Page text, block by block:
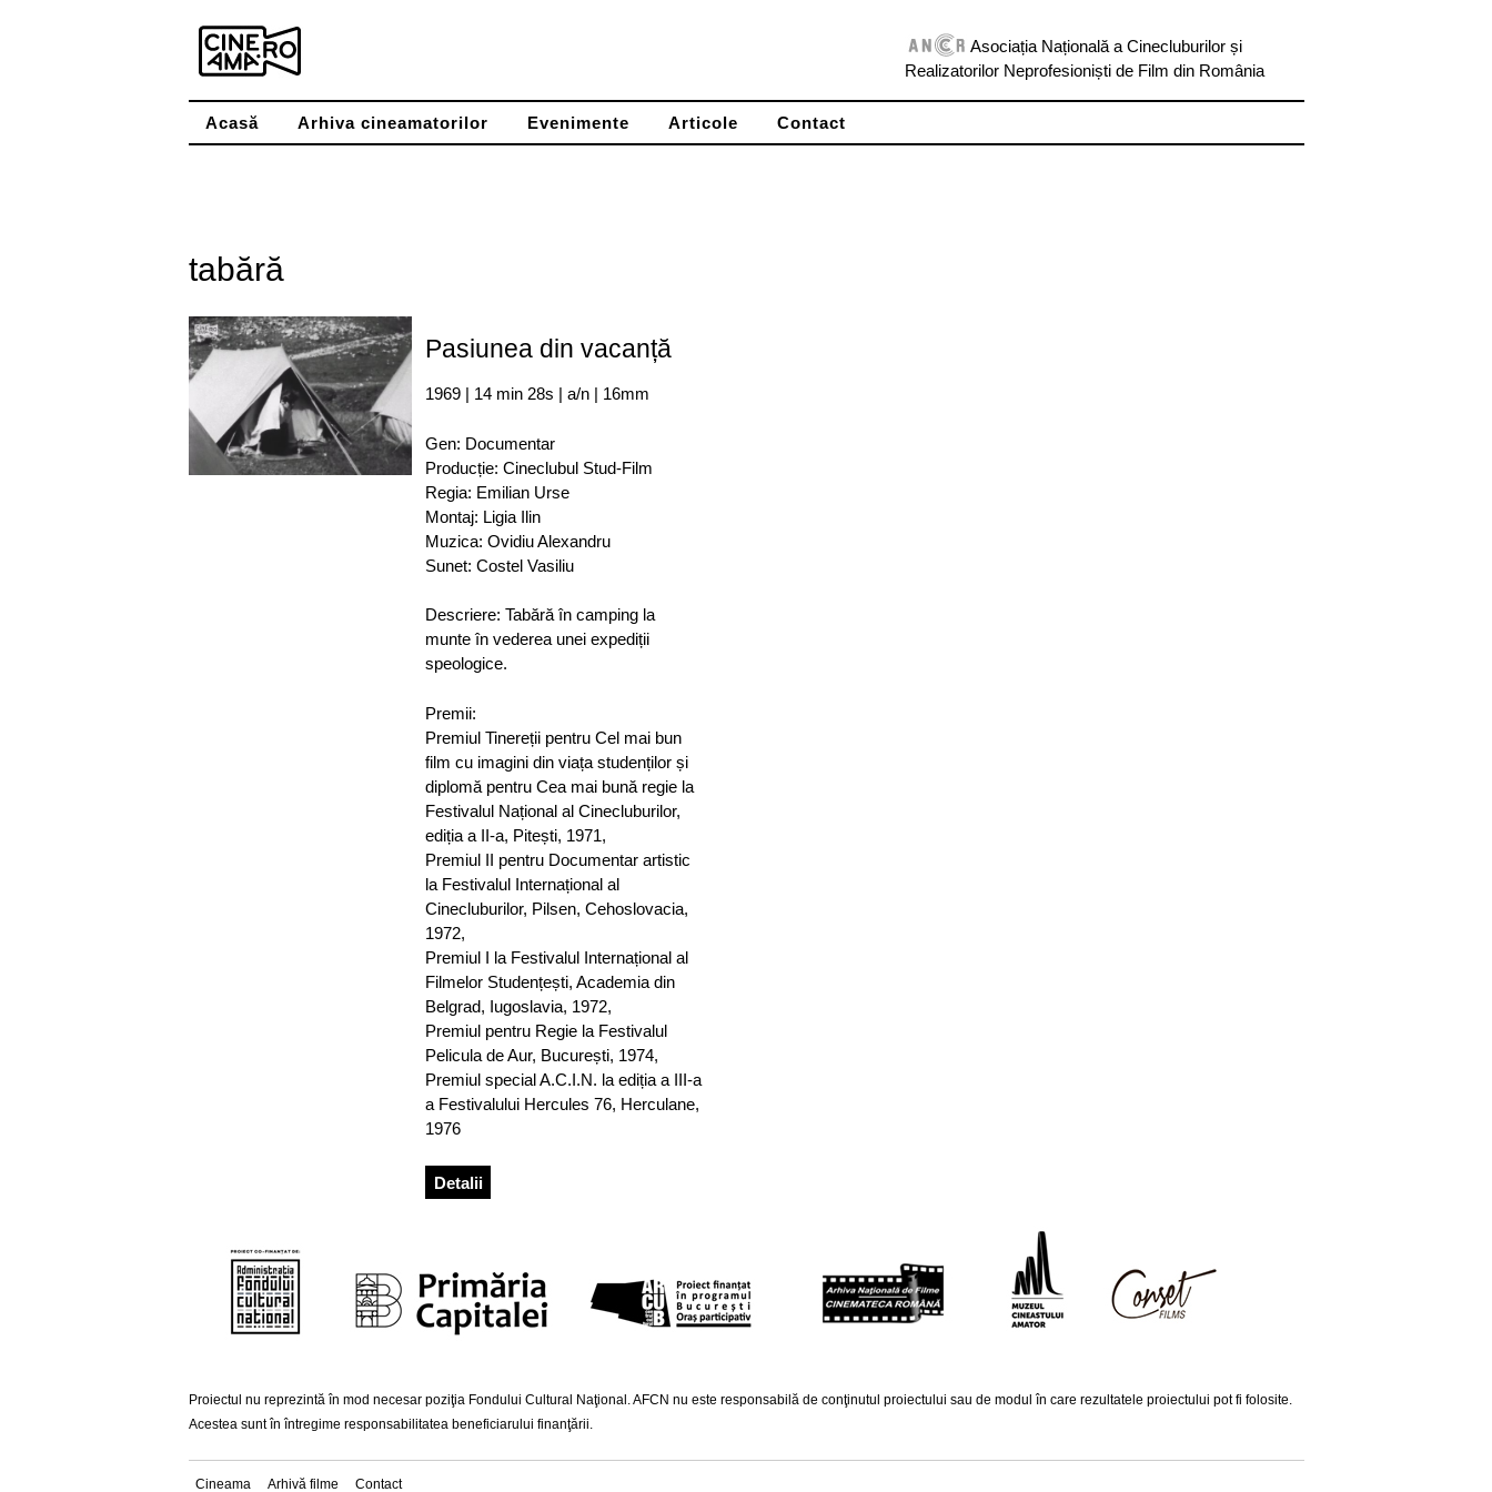
Skip
content
Asociația Națională a Cinecluburilor și
Realizatorilor Neprofesioniști de Film din România
Acasă Arhiva cineamatorilor Evenimente Articole Contact
tabără
Pasiunea din vacanță
1969 | 14 min 28s | a/n | 16mm
Gen: Documentar
Producție: Cineclubul Stud-Film
Regia: Emilian Urse
Montaj: Ligia Ilin
Muzica: Ovidiu Alexandru
Sunet: Costel Vasiliu
Descriere: Tabără în camping la
munte în vederea unei expediții
speologice.
Premii:
Premiul Tinereții pentru Cel mai bun
film cu imagini din viața studenților și
diplomă pentru Cea mai bună regie la
Festivalul Național al Cinecluburilor,
ediția a II-a, Pitești, 1971,
Premiul II pentru Documentar artistic
la Festivalul Internațional al
Cinecluburilor, Pilsen, Cehoslovacia,
1972,
Premiul I la Festivalul Internațional al
Filmelor Studențești, Academia din
Belgrad, Iugoslavia, 1972,
Premiul pentru Regie la Festivalul
Pelicula de Aur, București, 1974,
Premiul special A.C.I.N. la ediția a III-a
a Festivalului Hercules 76, Herculane,
1976
Detalii
Proiectul nu reprezintă în mod necesar poziţia Fondului Cultural Naţional. AFCN nu este responsabilă de conţinutul proiectului sau de modul în care rezultatele proiectului pot fi folosite.
Acestea sunt în întregime responsabilitatea beneficiarului finanţării.
Cineama Arhivă filme Contact